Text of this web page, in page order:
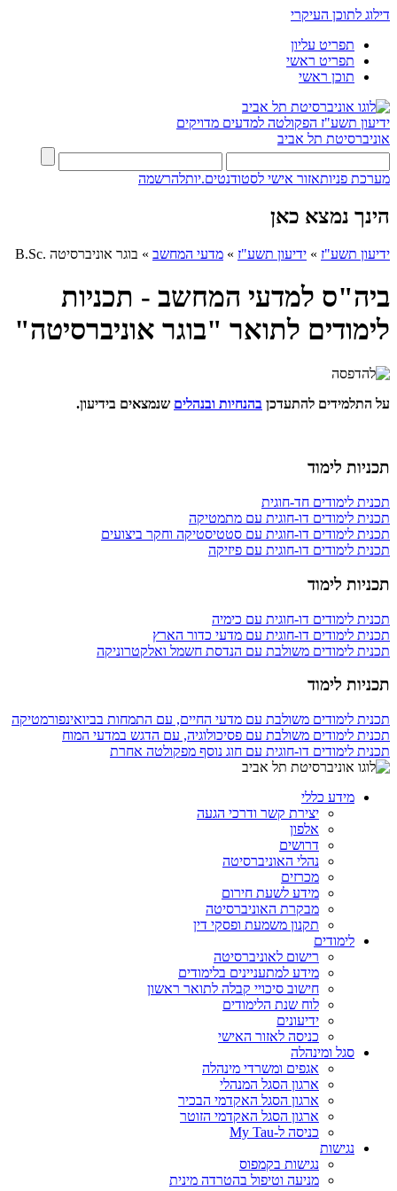
דילוג לתוכן העיקרי
תפריט עליון
תפריט ראשי
תוכן ראשי
ידיעון תשע"ז הפקולטה למדעים מדויקים
אוניברסיטת תל אביב
מערכת פניותאזור אישי לסטודנטים.יותלהרשמה
הינך נמצא כאן
ידיעון תשע"ז » ידיעון תשע"ז » מדעי המחשב » בוגר אוניברסיטה .B.Sc
ביה"ס למדעי המחשב - תכניות
לימודים לתואר "בוגר אוניברסיטה"
על התלמידים להתעדכן בהנחיות ובנהלים שנמצאים בידיעון.
תכניות לימוד
תכנית לימודים חד-חוגית
תכנית לימודים דו-חוגית עם מתמטיקה
תכנית לימודים דו-חוגית עם סטטיסטיקה וחקר ביצועים
תכנית לימודים דו-חוגית עם פיזיקה
תכניות לימוד
תכנית לימודים דו-חוגית עם כימיה
תכנית לימודים דו-חוגית עם מדעי כדור הארץ
תכנית לימודים משולבת עם הנדסת חשמל ואלקטרוניקה
תכניות לימוד
תכנית לימודים משולבת עם מדעי החיים, עם התמחות בביואינפורמטיקה
תכנית לימודים משולבת עם פסיכולוגיה, עם הדגש במדעי המוח
תכנית לימודים דו-חוגית עם חוג נוסף מפקולטה אחרת
מידע כללי
יצירת קשר ודרכי הגעה
אלפון
דרושים
נהלי האוניברסיטה
מכרזים
מידע לשעת חירום
מבקרת האוניברסיטה
תקנון משמעת ופסקי דין
לימודים
רישום לאוניברסיטה
מידע למתעניינים בלימודים
חישוב סיכויי קבלה לתואר ראשון
לוח שנת הלימודים
ידיעונים
כניסה לאזור האישי
סגל ומינהלה
אגפים ומשרדי מינהלה
ארגון הסגל המנהלי
ארגון הסגל האקדמי הבכיר
ארגון הסגל האקדמי הזוטר
כניסה ל-My Tau
נגישות
נגישות בקמפוס
מניעה וטיפול בהטרדה מינית